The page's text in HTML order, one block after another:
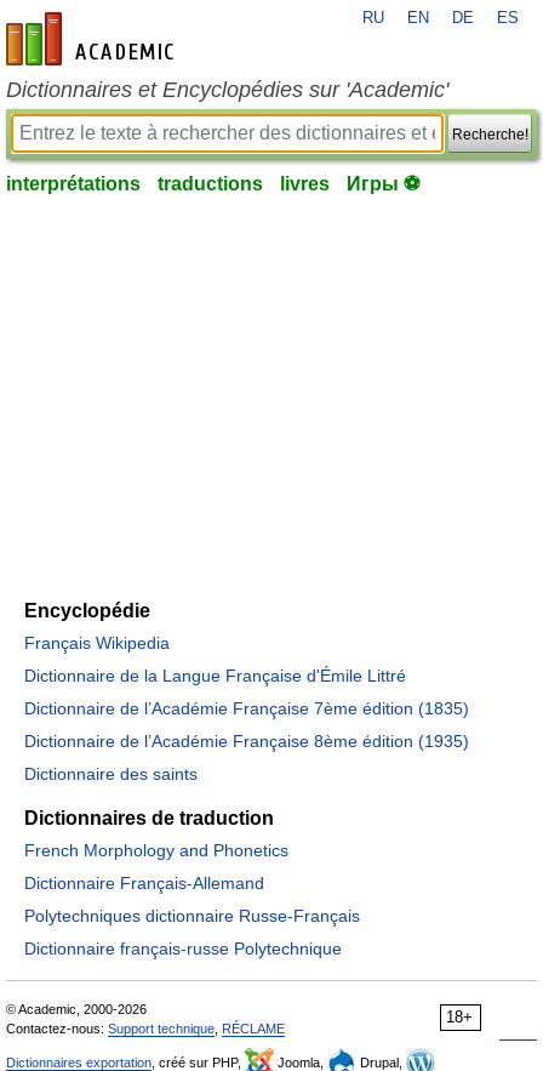
fr-academic.com
RU EN DE ES
Dictionnaires et Encyclopédies sur 'Academic'
Recherche!
interprétations traductions livres Игры ⚽
Encyclopédie
Français Wikipedia
Dictionnaire de la Langue Française d'Émile Littré
Dictionnaire de l’Académie Française 7ème édition (1835)
Dictionnaire de l’Académie Française 8ème édition (1935)
Dictionnaire des saints
Dictionnaires de traduction
French Morphology and Phonetics
Dictionnaire Français-Allemand
Polytechniques dictionnaire Russe-Français
Dictionnaire français-russe Polytechnique
18+
© Academic, 2000-2026
Contactez-nous: Support technique RÉCLAME
Dictionnaires exportation , créé sur PHP, Joomla,
Drupal,